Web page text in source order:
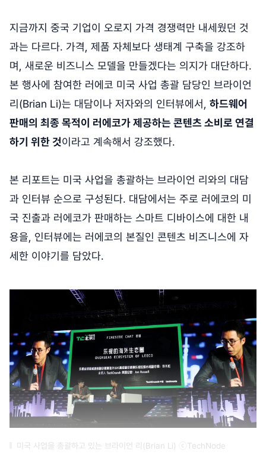
지금까지 중국 기업이 오로지 가격 경쟁력만 내세웠던 것
과는 다르다. 가격, 제품 자체보다 생태계 구축을 강조하
며, 새로운 비즈니스 모델을 만들겠다는 의지가 대단하다.
본 행사에 참여한 러에코 미국 사업 총괄 담당인 브라이언
리(Brian Li)는 대담이나 저자와의 인터뷰에서, 하드웨어
판매의 최종 목적이 러에코가 제공하는 콘텐츠 소비로 연결
하기 위한 것이라고 계속해서 강조했다.
본 리포트는 미국 사업을 총괄하는 브라이언 리와의 대담
과 인터뷰 순으로 구성된다. 대담에서는 주로 러에코의 미
국 진출과 러에코가 판매하는 스마트 디바이스에 대한 내
용을, 인터뷰에는 러에코의 본질인 콘텐츠 비즈니스에 자
세한 이야기를 담았다.
미국 사업을 총괄하고 있는 브라이언 리(Brian Li) ⓒTechNode